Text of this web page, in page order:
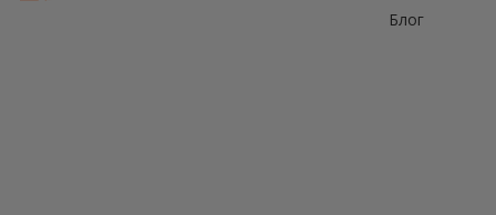
Блог